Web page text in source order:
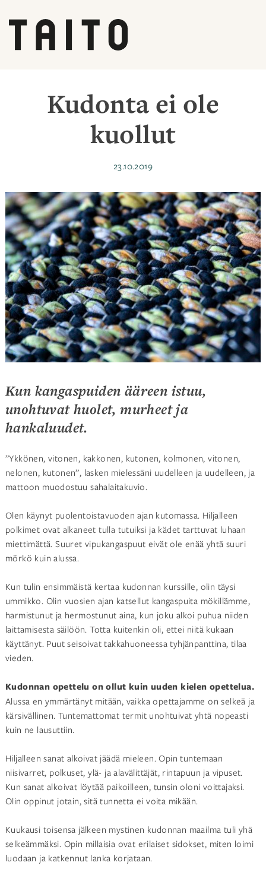
Kudonta ei ole
kuollut
Julkaistu
23.10.2019
Kun kangaspuiden ääreen istuu,
unohtuvat huolet, murheet ja
hankaluudet.
”Ykkönen, vitonen, kakkonen, kutonen, kolmonen, vitonen,
nelonen, kutonen”, lasken mielessäni uudelleen ja uudelleen, ja
mattoon muodostuu sahalaitakuvio.
Olen käynyt puolentoistavuoden ajan kutomassa. Hiljalleen
polkimet ovat alkaneet tulla tutuiksi ja kädet tarttuvat luhaan
miettimättä. Suuret vipukangaspuut eivät ole enää yhtä suuri
mörkö kuin alussa.
Kun tulin ensimmäistä kertaa kudonnan kurssille, olin täysi
ummikko. Olin vuosien ajan katsellut kangaspuita mökillämme,
harmistunut ja hermostunut aina, kun joku alkoi puhua niiden
laittamisesta säilöön. Totta kuitenkin oli, ettei niitä kukaan
käyttänyt. Puut seisoivat takkahuoneessa tyhjänpanttina, tilaa
vieden.
Kudonnan opettelu on ollut kuin uuden kielen opettelua.
Alussa en ymmärtänyt mitään, vaikka opettajamme on selkeä ja
kärsivällinen. Tuntemattomat termit unohtuivat yhtä nopeasti
kuin ne lausuttiin.
Hiljalleen sanat alkoivat jäädä mieleen. Opin tuntemaan
niisivarret, polkuset, ylä- ja alavälittäjät, rintapuun ja vipuset.
Kun sanat alkoivat löytää paikoilleen, tunsin oloni voittajaksi.
Olin oppinut jotain, sitä tunnetta ei voita mikään.
Kuukausi toisensa jälkeen mystinen kudonnan maailma tuli yhä
selkeämmäksi. Opin millaisia ovat erilaiset sidokset, miten loimi
luodaan ja katkennut lanka korjataan.